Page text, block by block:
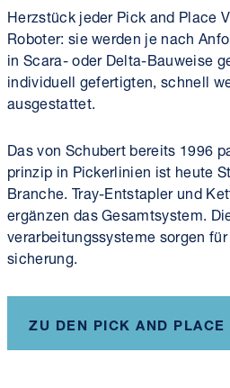
Herzstück jeder Pick and Place
Roboter: sie werden je nach
in Scara- oder Delta-Bauweise
individuell gefertigten, schnell
ausgestattet.
Das von Schubert bereits 1996
prinzip in Pickerlinien ist heute
Branche. Tray-Entstapler und
ergänzen das Gesamt­system.
verarbeitungs­systeme sorgen
sicherung.
ZU DEN PICK AND PLACE